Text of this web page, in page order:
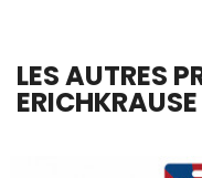
LES AUTRES
ERICHKRAUSE